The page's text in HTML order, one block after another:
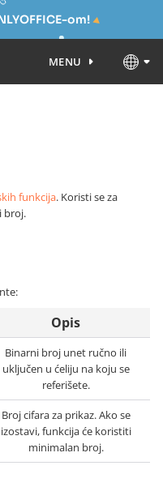
om!
MENU
funkcija. Koristi se za
broj.
Opis
Binarni broj unet ručno ili
uključen u ćeliju na koju se
referišete.
Broj cifara za prikaz. Ako se
izostavi, funkcija će koristiti
minimalan broj.